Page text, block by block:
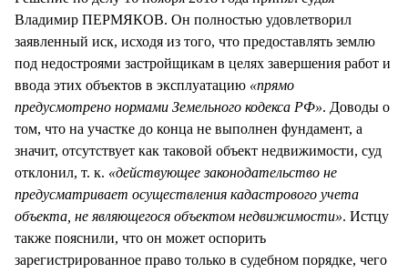
Владимир ПЕРМЯКОВ. Он полностью удовлетворил
заявленный иск, исходя из того, что предоставлять землю
под недостроями застройщикам в целях завершения работ и
ввода этих объектов в эксплуатацию «прямо
предусмотрено нормами Земельного кодекса РФ». Доводы о
том, что на участке до конца не выполнен фундамент, а
значит, отсутствует как таковой объект недвижимости, суд
отклонил, т. к. «действующее законодательство не
предусматривает осуществления кадастрового учета
объекта, не являющегося объектом недвижимости». Истцу
также пояснили, что он может оспорить
зарегистрированное право только в судебном порядке, чего